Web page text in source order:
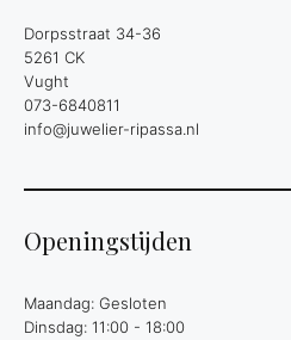
Dorpsstraat 34-36
5261 CK
Vught
073-6840811
info@juwelier-ripassa.nl
Openingstijden
Maandag: Gesloten
Dinsdag: 11:00 - 18:00